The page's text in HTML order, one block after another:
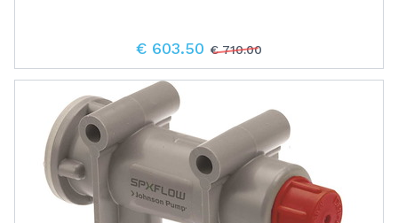
€ 603.50 € 710.00